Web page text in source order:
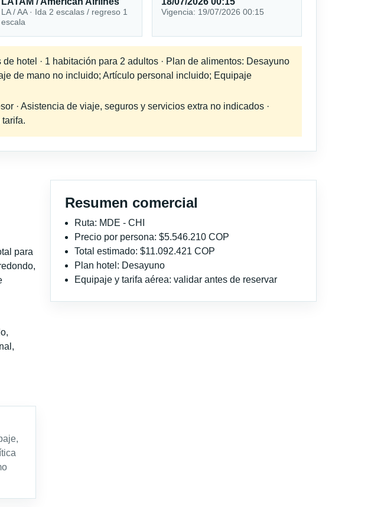
LA / AA · Ida 2 escalas / regreso 1
escala
Vigencia: 19/07/2026 00:15
hotel · 1 habitación para 2 adultos · Plan de alimentos: Desayuno
de mano no incluido; Artículo personal incluido; Equipaje
· Asistencia de viaje, seguros y servicios extra no indicados ·
para
Resumen comercial
Ruta: MDE - CHI
Precio por persona: $5.546.210 COP
Total estimado: $11.092.421 COP
Plan hotel: Desayuno
Equipaje y tarifa aérea: validar antes de reservar